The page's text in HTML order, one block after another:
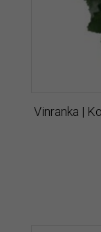
Vinranka |